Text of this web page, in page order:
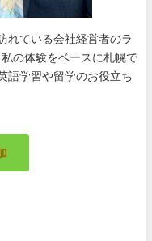
れている会社経営者のラ
の体験をベースに札幌で
語学習や留学のお役立ち